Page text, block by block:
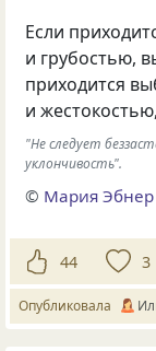
Если
и грубостью,
приходится
и
"Не следует
уклончивость".
© Мария
44 3
Опубликовала